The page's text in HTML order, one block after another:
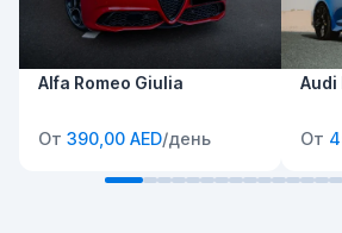
Alfa Romeo Giulia
От 390,00 AED/день
Audi
От